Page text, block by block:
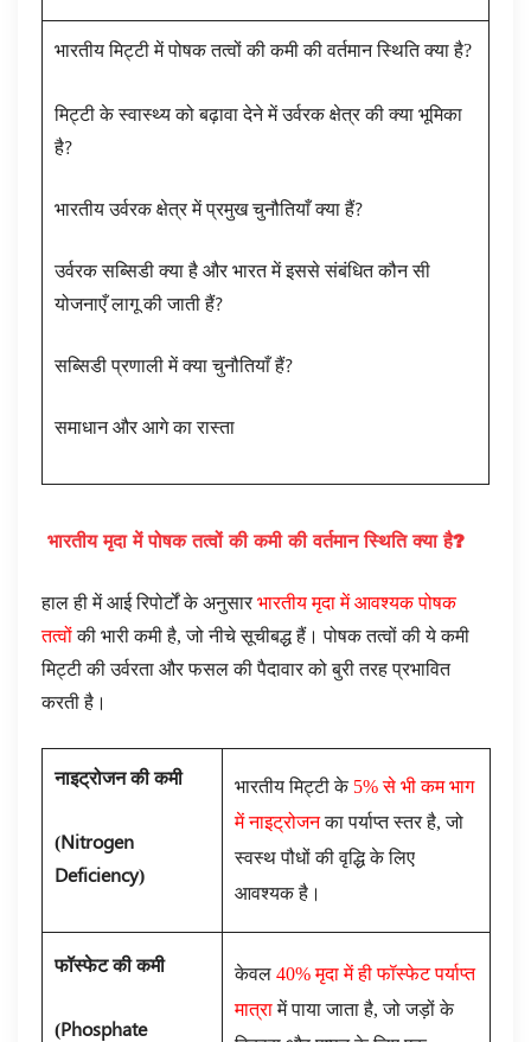
भारतीय मिट्टी में पोषक तत्वों की कमी की वर्तमान स्थिति क्या है?
मिट्टी के स्वास्थ्य को बढ़ावा देने में उर्वरक क्षेत्र की क्या भूमिका
है?
भारतीय उर्वरक क्षेत्र में प्रमुख चुनौतियाँ क्या हैं?
उर्वरक सब्सिडी क्या है और भारत में इससे संबंधित कौन सी
योजनाएँ लागू की जाती हैं?
सब्सिडी प्रणाली में क्या चुनौतियाँ हैं?
समाधान और आगे का रास्ता
भारतीय मृदा में पोषक तत्वों की कमी की वर्तमान स्थिति क्या है?
हाल ही में आई रिपोर्टों के अनुसार भारतीय मृदा में आवश्यक पोषक
तत्वोंकी भारी कमी है, जो नीचे सूचीबद्ध हैं। पोषक तत्वों की ये कमी
मिट्टी की उर्वरता और फसल की पैदावार को बुरी तरह प्रभावित
करती है।
नाइट्रोजन की कमी
(Nitrogen
Deficiency)
भारतीय मिट्टी के 5% से भी कम भाग
में नाइट्रोजनका पर्याप्त स्तर है, जो
स्वस्थ पौधों की वृद्धि के लिए
आवश्यक है।
फॉस्फेट की कमी
(Phosphate
केवल 40% मृदा में ही फॉस्फेट पर्याप्त
मात्रामें पाया जाता है, जो जड़ों के